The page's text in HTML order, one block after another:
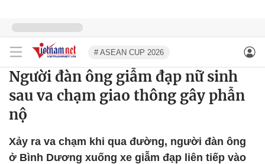
# ASEAN CUP 2026
Người đàn ông giẫm đạp nữ sinh
sau va chạm giao thông gây phẫn
nộ
Xảy ra va chạm khi qua đường, người đàn ông
ở Bình Dương xuống xe giẫm đạp liên tiếp vào